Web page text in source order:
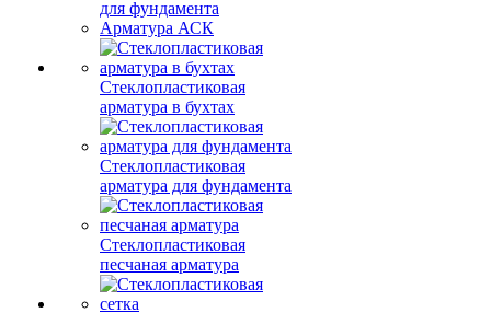
для фундамента
Арматура АСК
Стеклопластиковая
арматура в бухтах
Стеклопластиковая
арматура для фундамента
Стеклопластиковая
песчаная арматура